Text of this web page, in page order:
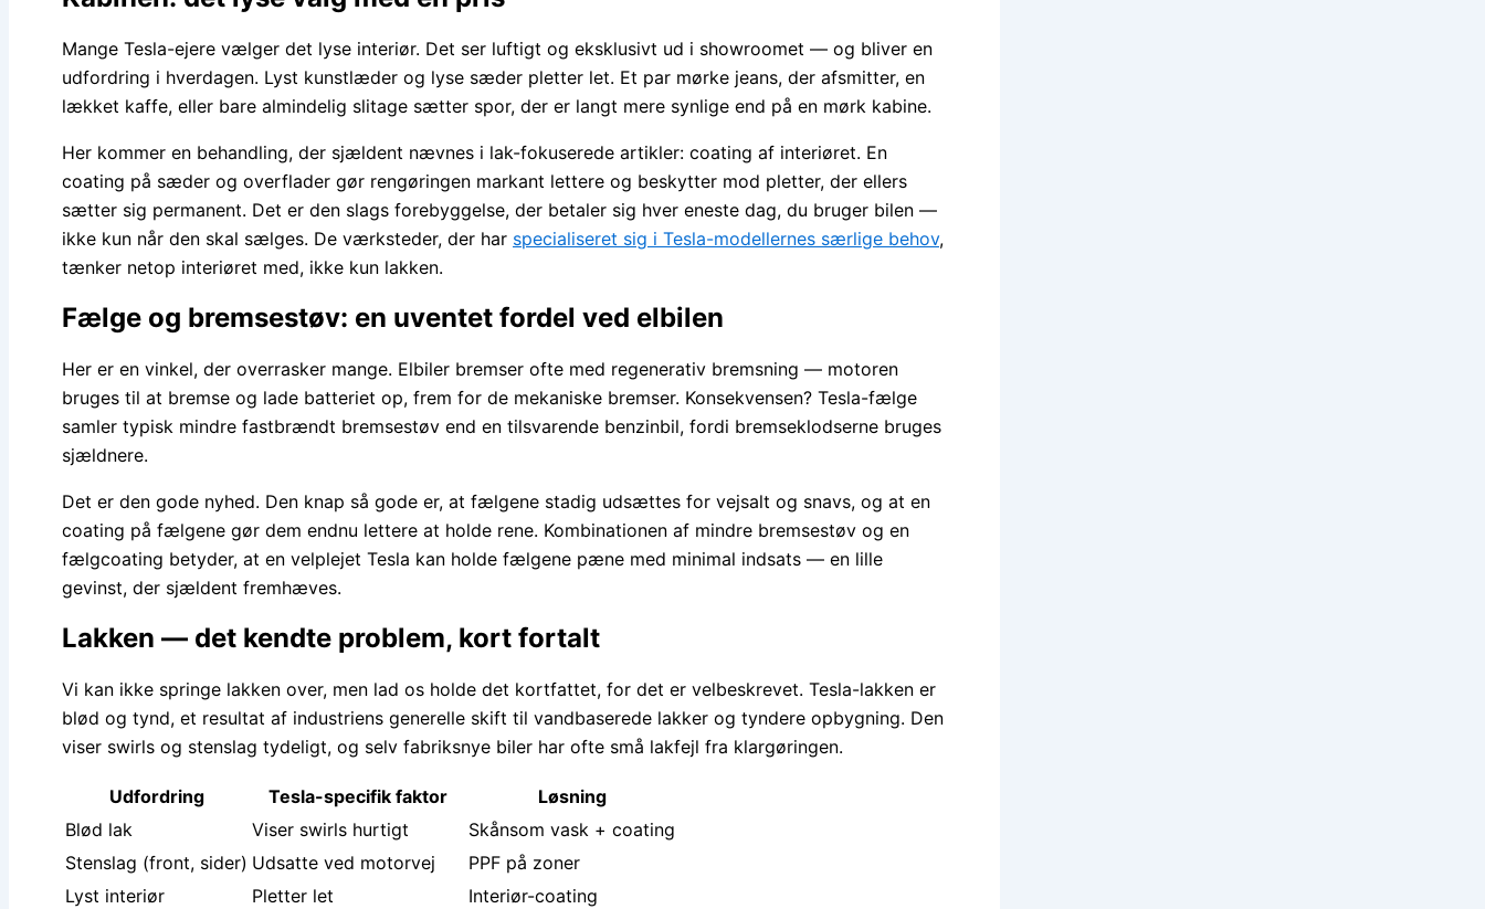
Mange Tesla-ejere vælger det lyse interiør. Det ser luftigt og eksklusivt ud i showroomet — og bliver en
udfordring i hverdagen. Lyst kunstlæder og lyse sæder pletter let. Et par mørke jeans, der afsmitter, en
lækket kaffe, eller bare almindelig slitage sætter spor, der er langt mere synlige end på en mørk kabine.
Her kommer en behandling, der sjældent nævnes i lak-fokuserede artikler: coating af interiøret. En
coating på sæder og overflader gør rengøringen markant lettere og beskytter mod pletter, der ellers
sætter sig permanent. Det er den slags forebyggelse, der betaler sig hver eneste dag, du bruger bilen —
ikke kun når den skal sælges. De værksteder, der har specialiseret sig i Tesla-modellernes særlige behov,
tænker netop interiøret med, ikke kun lakken.
Fælge og bremsestøv: en uventet fordel ved elbilen
Her er en vinkel, der overrasker mange. Elbiler bremser ofte med regenerativ bremsning — motoren
bruges til at bremse og lade batteriet op, frem for de mekaniske bremser. Konsekvensen? Tesla-fælge
samler typisk mindre fastbrændt bremsestøv end en tilsvarende benzinbil, fordi bremseklodserne bruges
sjældnere.
Det er den gode nyhed. Den knap så gode er, at fælgene stadig udsættes for vejsalt og snavs, og at en
coating på fælgene gør dem endnu lettere at holde rene. Kombinationen af mindre bremsestøv og en
fælgcoating betyder, at en velplejet Tesla kan holde fælgene pæne med minimal indsats — en lille
gevinst, der sjældent fremhæves.
Lakken — det kendte problem, kort fortalt
Vi kan ikke springe lakken over, men lad os holde det kortfattet, for det er velbeskrevet. Tesla-lakken er
blød og tynd, et resultat af industriens generelle skift til vandbaserede lakker og tyndere opbygning. Den
viser swirls og stenslag tydeligt, og selv fabriksnye biler har ofte små lakfejl fra klargøringen.
Udfordring Tesla-specifik faktor
Løsning
Blød lak
Viser swirls hurtigt
Skånsom vask + coating
Stenslag (front, sider) Udsatte ved motorvej
PPF på zoner
Lyst interiør
Pletter let
Interiør-coating